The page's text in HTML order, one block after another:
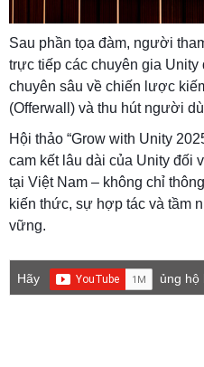
Sau phần tọa đàm, người
trực tiếp các chuyên gia
chuyên sâu về chiến lược
(Offerwall) và thu hút người
Hội thảo “Grow with Unity
cam kết lâu dài của Unity đối
tại Việt Nam – không chỉ
kiến thức, sự hợp tác và tầm
vững.
Hãy
ủng hộ